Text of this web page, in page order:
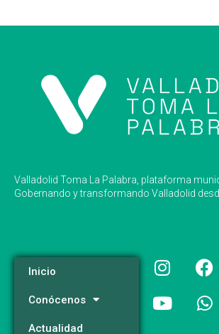
Valladolid Toma La Palabra, plataforma
Gobernando y transformando Valladolid
Inicio
Conócenos
Actualidad